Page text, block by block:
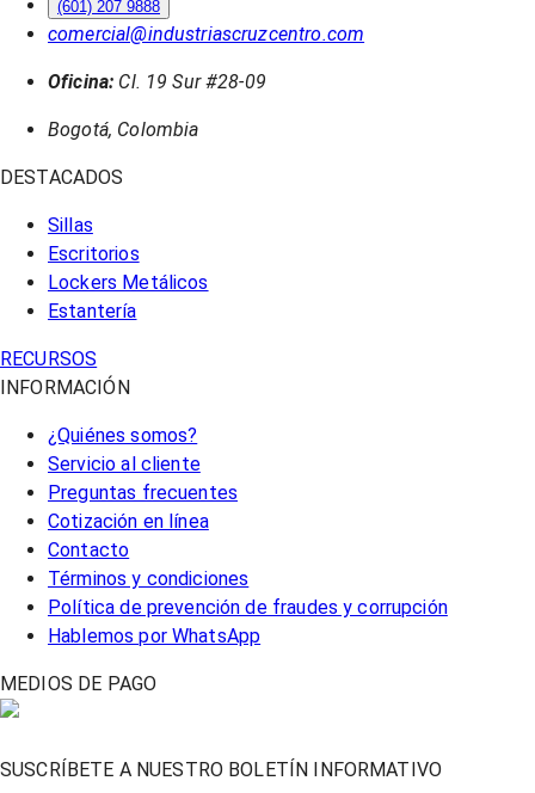
(601) 207 9888
comercial@industriascruzcentro.com
Oficina: Cl. 19 Sur #28-09
Bogotá, Colombia
DESTACADOS
Sillas
Escritorios
Lockers Metálicos
Estantería
RECURSOS
INFORMACIÓN
¿Quiénes somos?
Servicio al cliente
Preguntas frecuentes
Cotización en línea
Contacto
Términos y condiciones
Política de prevención de fraudes y corrupción
Hablemos por WhatsApp
MEDIOS DE PAGO
SUSCRÍBETE A NUESTRO BOLETÍN INFORMATIVO